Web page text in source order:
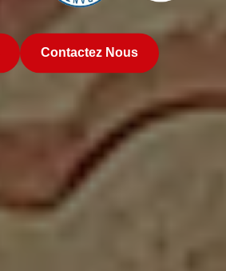
Contactez Nous